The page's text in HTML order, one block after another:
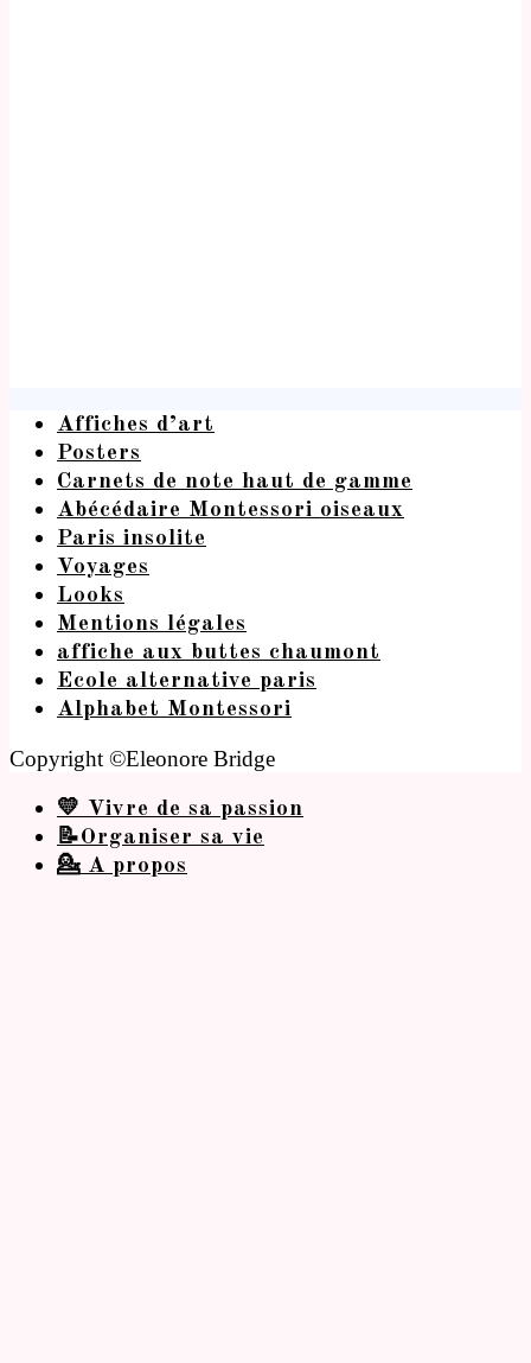
Affiches d’art
Posters
Carnets de note haut de gamme
Abécédaire Montessori oiseaux
Paris insolite
Voyages
Looks
Mentions légales
affiche aux buttes chaumont
Ecole alternative paris
Alphabet Montessori
Copyright ©Eleonore Bridge
💛 Vivre de sa passion
📝Organiser sa vie
💁 A propos